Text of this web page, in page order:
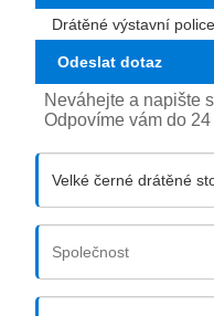
Drátěné výstavní police
Odeslat dotaz
Neváhejte a napište
Odpovíme vám do